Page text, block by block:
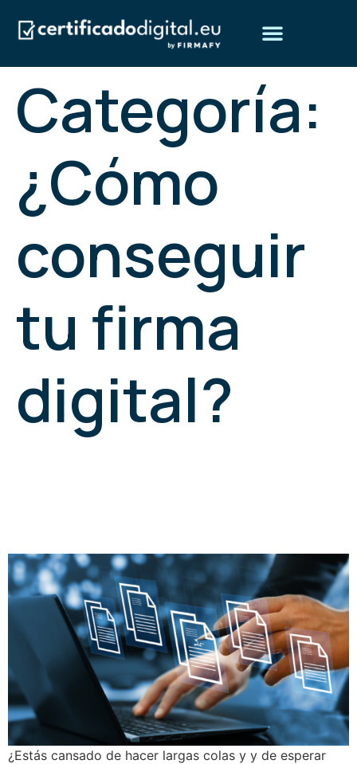
Categoría:
¿Cómo
conseguir
tu firma
digital?
¿Estás cansado de hacer largas colas y y de esperar